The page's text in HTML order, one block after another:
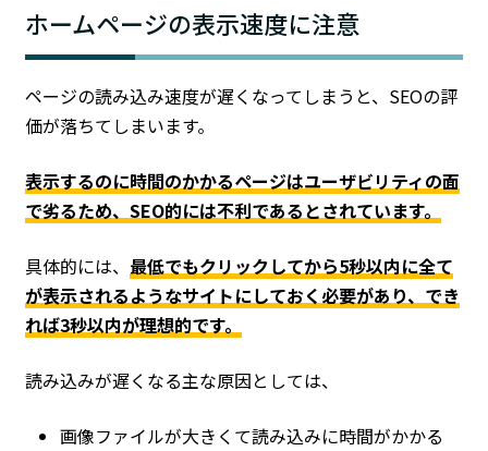
ホームページの表示速度に注意
ページの読み込み速度が遅くなってしまうと、SEOの評
価が落ちてしまいます。
表示するのに時間のかかるページはユーザビリティの面
で劣るため、SEO的には不利であるとされています。
具体的には、 最低でもクリックしてから5秒以内に全て
が表示されるようなサイトにしておく必要があり、でき
れば3秒以内が理想的です。
読み込みが遅くなる主な原因としては、
画像ファイルが大きくて読み込みに時間がかかる